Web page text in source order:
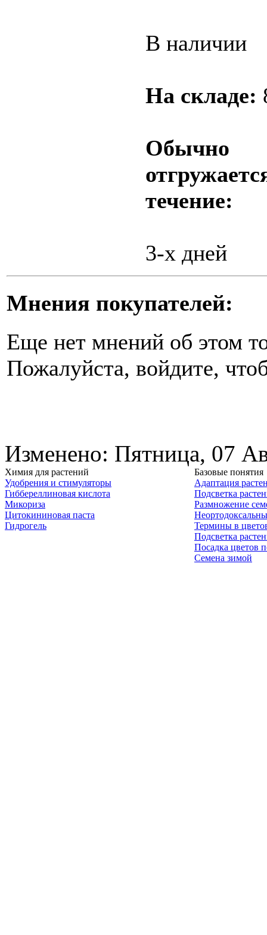
В наличии
На складе:
Обычно
течение:
3-х дней
Мнения покупателей:
Еще нет мнений об этом
Пожалуйста, войдите,
Изменено: Пятница, 07
Химия для растений
Удобрения и стимуляторы
Гиббереллиновая кислота
Микориза
Цитокининовая паста
Гидрогель
Базовые понятия
Адаптация
Подсветка
Размножение
Термины в
Подсветка
Посадка цветов
Семена зимой